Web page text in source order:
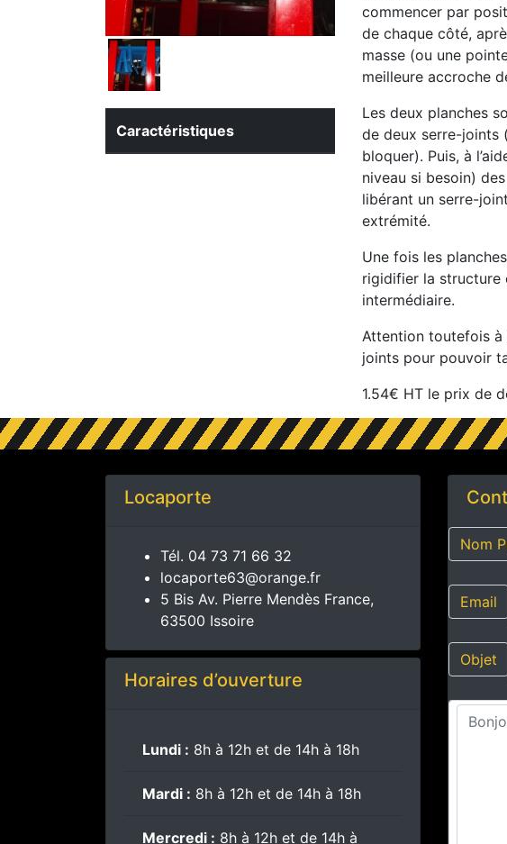
Caractéristiques
commencer par
de chaque côté,
masse (ou une
meilleure accroche
Les deux planches
de deux serre-joints
bloquer). Puis, à
niveau si besoin)
libérant un serre-
extrémité.
Une fois les
rigidifier la structure
intermédiaire.
Attention toutefois à
joints pour pouvoir
1.54€ HT le prix de
Locaporte
Tél. 04 73 71 66 32
locaporte63@orange.fr
5 Bis Av. Pierre Mendès France,
63500 Issoire
Horaires d’ouverture
Lundi : 8h à 12h et de 14h à 18h
Mardi : 8h à 12h et de 14h à 18h
Mercredi : 8h à 12h et de 14h à
Nom
Email
Objet